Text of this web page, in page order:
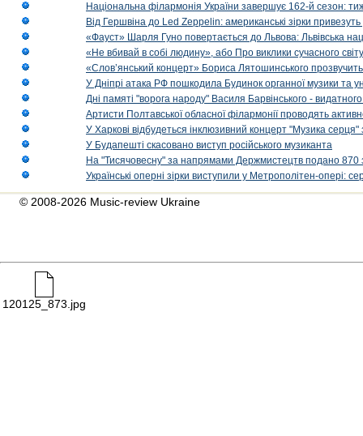
Національна філармонія України завершує 162-й сезон:
Від Гершвіна до Led Zeppelin: американські зірки
«Фауст» Шарля Гуно повертається до Львова: Львівська
«Не вбивай в собі людину», або Про виклики сучасного світу
«Слов’янський концерт» Бориса Лятошинського
У Дніпрі атака РФ пошкодила Будинок органної музики та
Дні памяті "ворога народу" Василя Барвінського -
Артисти Полтавської обласної філармонії проводять
У Харкові відбудеться інклюзивний концерт "Музика
У Будапешті скасовано виступ російського музиканта
На "Тисячовесну" за напрямами Держмистецтв подано 870
Українські оперні зірки виступили у Метрополітен-опері:
© 2008-2026 Music-review Ukraine
120125_873.jpg